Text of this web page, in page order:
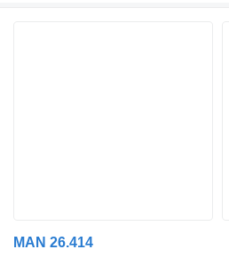
MAN 26.414